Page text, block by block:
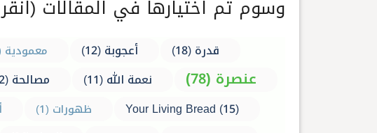
وسوم تم اختيارها في المقالات
قدرة (18) أعجوبة (12) معمودية
عنصرة (78) نعمة الله (11) مصالحة (12)
Your Living Bread (15) ظهورات (1)